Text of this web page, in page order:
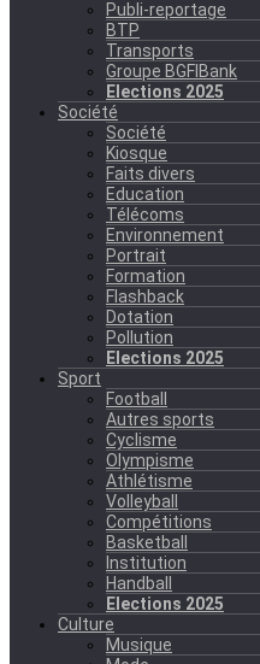
Publi-reportage
BTP
Transports
Groupe BGFIBank
Elections 2025
Société
Société
Kiosque
Faits divers
Education
Télécoms
Environnement
Portrait
Formation
Flashback
Dotation
Pollution
Elections 2025
Sport
Football
Autres sports
Cyclisme
Olympisme
Athlétisme
Volleyball
Compétitions
Basketball
Institution
Handball
Elections 2025
Culture
Musique